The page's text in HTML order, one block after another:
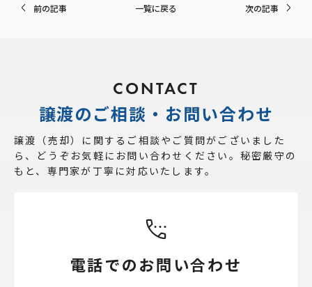
前の記事 一覧に戻る 次の記事
CONTACT
譲渡のご相談・お問い合わせ
譲渡（売却）に関するご相談やご質問がございました
ら、 どうぞお気軽にお問い合わせください。秘密厳守の
もと、専門家が丁寧に対応いたします。
電話でのお問い合わせ